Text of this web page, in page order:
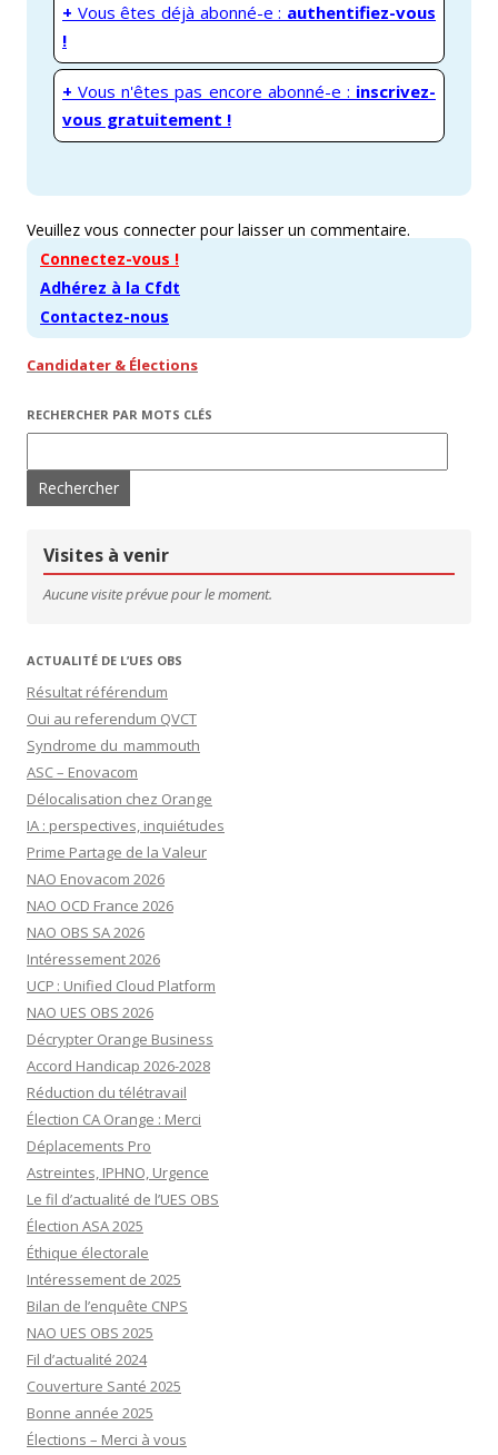
+ Vous êtes déjà abonné-e : authentifiez-vous
!
+ Vous n'êtes pas encore abonné-e : inscrivez-
vous gratuitement !
Veuillez vous connecter pour laisser un commentaire.
Connectez-vous !
Adhérez à la Cfdt
Contactez-nous
Candidater & Élections
RECHERCHER PAR MOTS CLÉS
Visites à venir
Aucune visite prévue pour le moment.
ACTUALITÉ DE L’UES OBS
Résultat référendum
Oui au referendum QVCT
Syndrome du mammouth
ASC – Enovacom
Délocalisation chez Orange
IA : perspectives, inquiétudes
Prime Partage de la Valeur
NAO Enovacom 2026
NAO OCD France 2026
NAO OBS SA 2026
Intéressement 2026
UCP : Unified Cloud Platform
NAO UES OBS 2026
Décrypter Orange Business
Accord Handicap 2026-2028
Réduction du télétravail
Élection CA Orange : Merci
Déplacements Pro
Astreintes, IPHNO, Urgence
Le fil d’actualité de l’UES OBS
Élection ASA 2025
Éthique électorale
Intéressement de 2025
Bilan de l’enquête CNPS
NAO UES OBS 2025
Fil d’actualité 2024
Couverture Santé 2025
Bonne année 2025
Élections – Merci à vous